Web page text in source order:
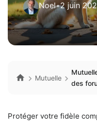
Noel•2 juin
Mutuelle
des
Protéger votre fidèle